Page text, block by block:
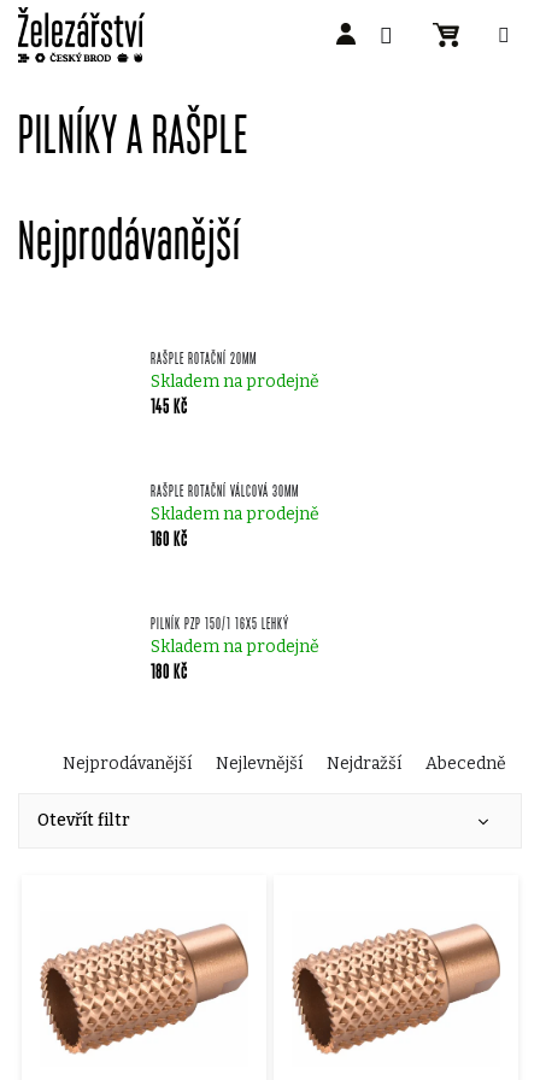
obsahPILNÍKY A RAŠPLE
Nejprodávanější
RAŠPLE ROTAČNÍ 20MM
Skladem na prodejně
145 Kč
RAŠPLE ROTAČNÍ VÁLCOVÁ 30MM
Skladem na prodejně
160 Kč
PILNÍK PZP 150/1 16X5 LEHKÝ
Skladem na prodejně
180 Kč
Ř
a
e
n
Nejprodávanější Nejlevnější Nejdražší Abecedně
Otevřít filtr